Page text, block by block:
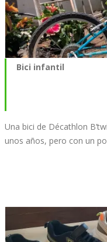
Bici infantil
Una bici de Décathlon
unos años, pero con un